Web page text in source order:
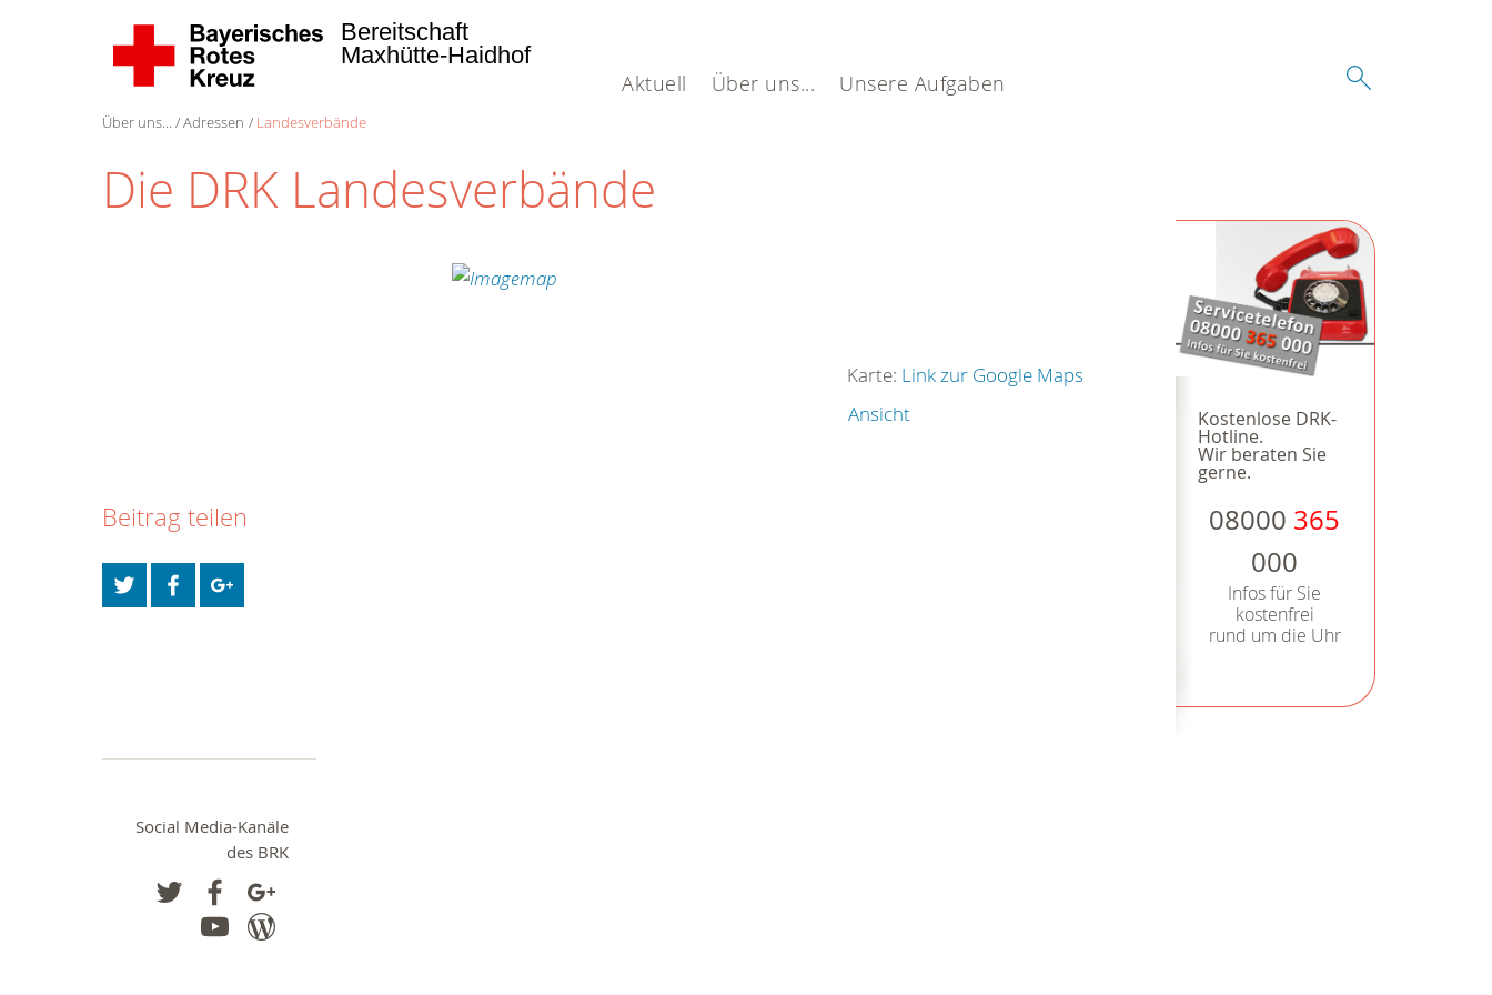
Aktuell Über uns... Unsere Aufgaben
Bereitschaft
Maxhütte-Haidhof
Über uns... Adressen Landesverbände
Die DRK Landesverbände
Kostenlose DRK-
Hotline.
Wir beraten Sie
gerne.
08000 365
000
Infos für Sie
kostenfrei
rund um die Uhr
Karte: Link zur Google Maps
Ansicht
Beitrag teilen
Social Media-Kanäle
des BRK